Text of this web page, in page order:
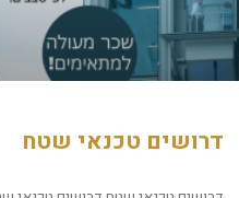
דרושים טכנאי שטח